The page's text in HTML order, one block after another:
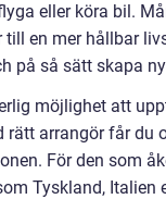
eller köra bil.
en mer hållbar
på så sätt skapa
möjlighet att
rätt arrangör får du
För den som
Tyskland,